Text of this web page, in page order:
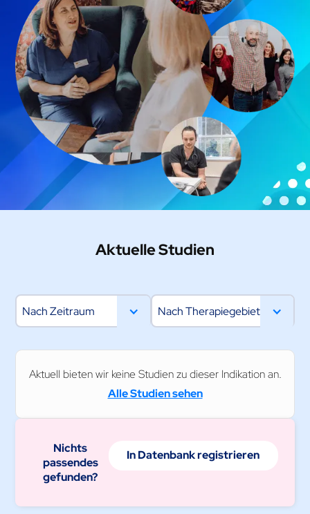
Aktuelle Studien
Nach Zeitraum Nach Therapiegebiet
Aktuell bieten wir keine Studien zu dieser Indikation an.
Alle Studien sehen
Nichts
passendes
gefunden?
In Datenbank registrieren